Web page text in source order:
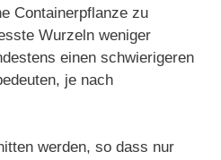
Containerpflanze zu
Wurzeln weniger
einen schwierigeren
je nach
werden, so dass nur